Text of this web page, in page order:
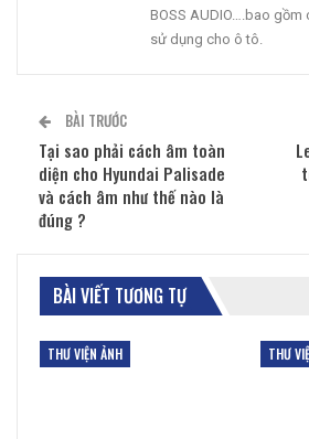
BOSS AUDIO….bao
sử dụng cho ô tô.
BÀI TRƯỚC
Tại sao phải cách âm toàn
diện cho Hyundai Palisade
và cách âm như thế nào là
đúng ?
BÀI VIẾT TƯƠNG TỰ
THƯ VIỆN ẢNH THƯ